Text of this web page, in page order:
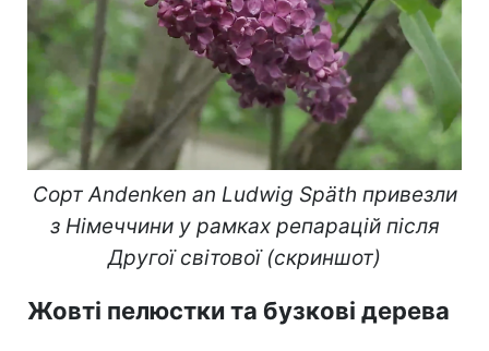
СортAndenken an Ludwig Späth привезли
з Німеччини у рамках репарацій після
Другої світової (скриншот)
Жовті пелюстки та бузкові дерева